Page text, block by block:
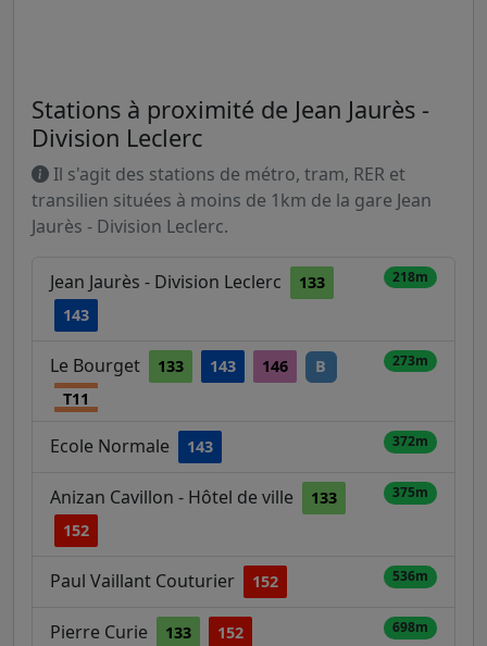
Stations à proximité de Jean Jaurès -
Division Leclerc
Il s'agit des stations de métro, tram, RER et
transilien situées à moins de 1km de la gare Jean
Jaurès - Division Leclerc.
Jean Jaurès - Division Leclerc
133
143
218m
Le Bourget 133 143 146
B
T11
273m
Ecole Normale 143 372m
Anizan Cavillon - Hôtel de ville
133
152
375m
Paul Vaillant Couturier 152 536m
Pierre Curie 133 152 698m